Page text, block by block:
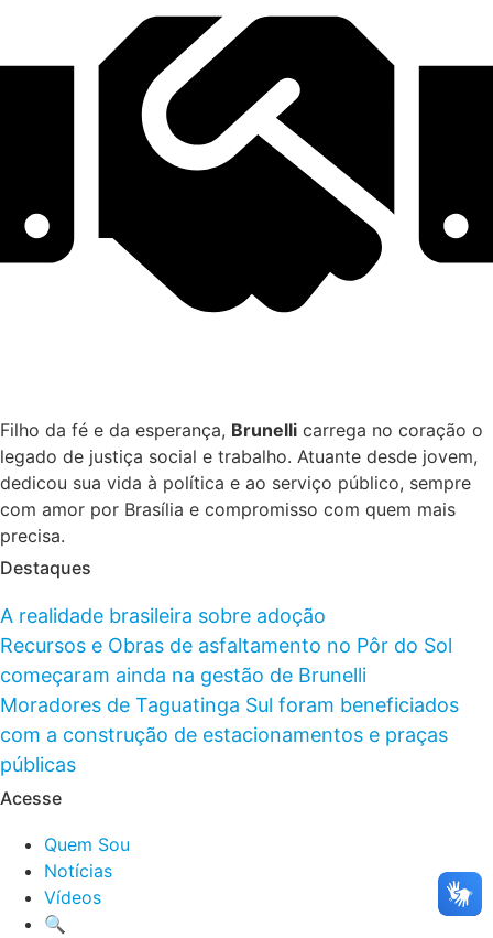
Filho da fé e da esperança, Brunelli carrega no coração o
legado de justiça social e trabalho. Atuante desde jovem,
dedicou sua vida à política e ao serviço público, sempre
com amor por Brasília e compromisso com quem mais
precisa.
Destaques
A realidade brasileira sobre adoção
Recursos e Obras de asfaltamento no Pôr do Sol
começaram ainda na gestão de Brunelli
Moradores de Taguatinga Sul foram beneficiados
com a construção de estacionamentos e praças
públicas
Acesse
Quem Sou
Notícias
Vídeos
🔍